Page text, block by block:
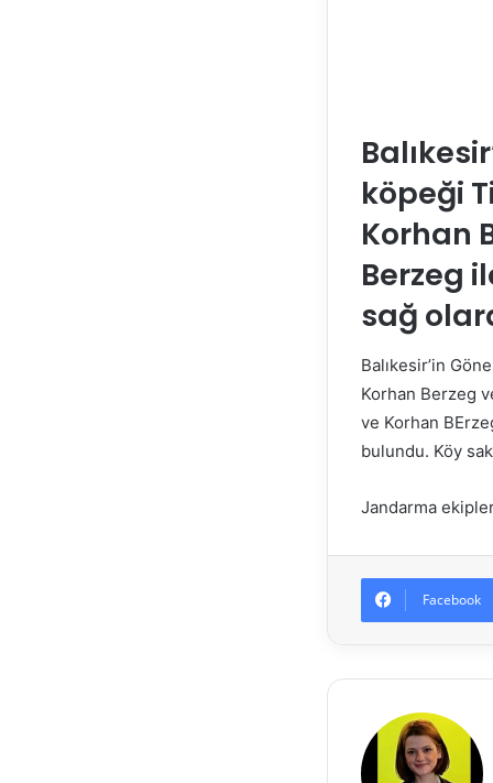
köpeği
Korhan
Berzeg
sağ
Balıkesir’in
Korhan Berzeg
ve Korhan
bulundu. Köy
Jandarma
Facebook